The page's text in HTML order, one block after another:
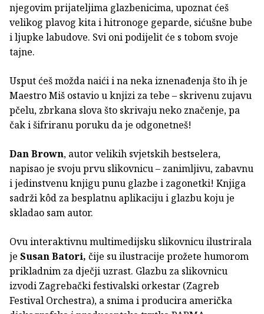
njegovim prijateljima glazbenicima, upoznat ćeš
velikog plavog kita i hitronoge geparde, sićušne bube
i ljupke labudove. Svi oni podijelit će s tobom svoje
tajne.
Usput ćeš možda naići i na neka iznenađenja što ih je
Maestro Miš ostavio u knjizi za tebe – skrivenu zujavu
pčelu, zbrkana slova što skrivaju neko značenje, pa
čak i šifriranu poruku da je odgonetneš!
Dan Brown, autor velikih svjetskih bestselera,
napisao je svoju prvu slikovnicu – zanimljivu, zabavnu
i jedinstvenu knjigu punu glazbe i zagonetki! Knjiga
sadrži kôd za besplatnu aplikaciju i glazbu koju je
skladao sam autor.
Ovu interaktivnu multimedijsku slikovnicu ilustrirala
je Susan Batori, čije su ilustracije prožete humorom
prikladnim za dječji uzrast. Glazbu za slikovnicu
izvodi Zagrebački festivalski orkestar (Zagreb
Festival Orchestra), a snima i producira američka